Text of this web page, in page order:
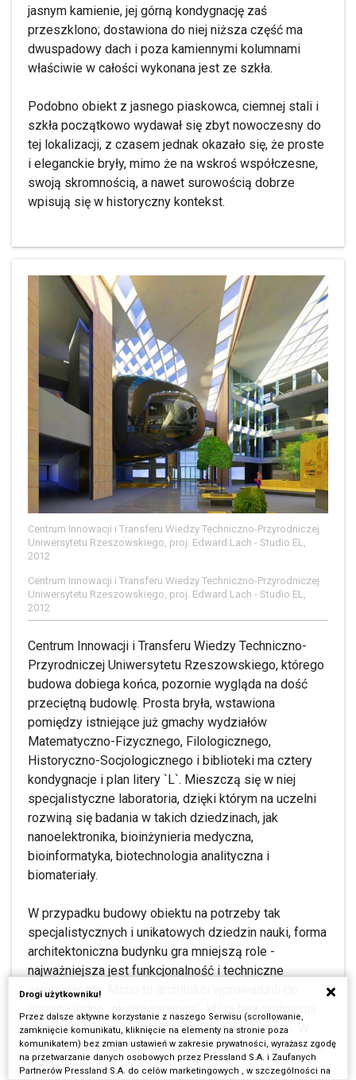
jasnym kamienie, jej górną kondygnację zaś
przeszklono; dostawiona do niej niższa część ma
dwuspadowy dach i poza kamiennymi kolumnami
właściwie w całości wykonana jest ze szkła.
Podobno obiekt z jasnego piaskowca, ciemnej stali i
szkła początkowo wydawał się zbyt nowoczesny do
tej lokalizacji, z czasem jednak okazało się, że proste
i eleganckie bryły, mimo że na wskroś współczesne,
swoją skromnością, a nawet surowością dobrze
wpisują się w historyczny kontekst.
Centrum Innowacji i Transferu Wiedzy Techniczno-Przyrodniczej
Uniwersytetu Rzeszowskiego, proj. Edward Lach - Studio EL,
2012
Centrum Innowacji i Transferu Wiedzy Techniczno-Przyrodniczej
Uniwersytetu Rzeszowskiego, proj. Edward Lach - Studio EL,
2012
Centrum Innowacji i Transferu Wiedzy Techniczno-
Przyrodniczej Uniwersytetu Rzeszowskiego, którego
budowa dobiega końca, pozornie wygląda na dość
przeciętną budowlę. Prosta bryła, wstawiona
pomiędzy istniejące już gmachy wydziałów
Matematyczno-Fizycznego, Filologicznego,
Historyczno-Socjologicznego i biblioteki ma cztery
kondygnacje i plan litery `L`. Mieszczą się w niej
specjalistyczne laboratoria, dzięki którym na uczelni
rozwiną się badania w takich dziedzinach, jak
nanoelektronika, bioinżynieria medyczna,
bioinformatyka, biotechnologia analityczna i
biomateriały.
W przypadku budowy obiektu na potrzeby tak
specjalistycznych i unikatowych dziedzin nauki, forma
architektoniczna budynku gra mniejszą role -
najważniejsza jest funkcjonalność i techniczne
wyposażenie. Mimo to architekci wprowadzili do
gmachu jedną `ekstrawagancję`, która bez wątpienia
stanie się elementem rozpoznawczym Centrum. W
głównym holu tuż nad głowami użytkowników zawisło
bowiem wielkie... jajo.
Drogi użytkowniku!
Przez dalsze aktywne korzystanie z naszego Serwisu (scrollowanie,
zamknięcie komunikatu, kliknięcie na elementy na stronie poza
komunikatem) bez zmian ustawień w zakresie prywatności, wyrażasz zgodę
na przetwarzanie danych osobowych przez Pressland S.A. i Zaufanych
Partnerów Pressland S.A. do celów marketingowych , w szczególności na